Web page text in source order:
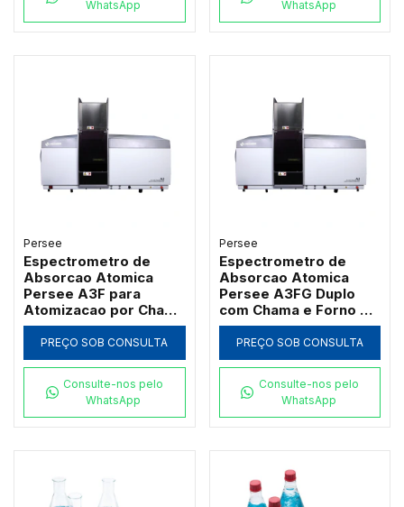
WhatsApp WhatsApp
Persee
Espectrometro de
Absorcao Atomica
Persee A3F para
Atomizacao por Chama
com Queimador de
Titanio
PREÇO SOB CONSULTA
Consulte-nos pelo
WhatsApp
Persee
Espectrometro de
Absorcao Atomica
Persee A3FG Duplo
com Chama e Forno de
Grafite Transversal
PREÇO SOB CONSULTA
Consulte-nos pelo
WhatsApp